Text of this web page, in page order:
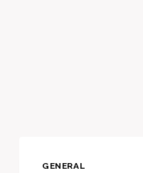
GENERAL